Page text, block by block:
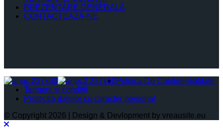
PREZENTARE GENERALĂ
CONTACTEAZĂ-NE
Politica De Confidențialitate
Termeni și condiții
Protectia datelor cu caracter personal
© Copyright 2026 | Design & Devlopment by vreausite.eu